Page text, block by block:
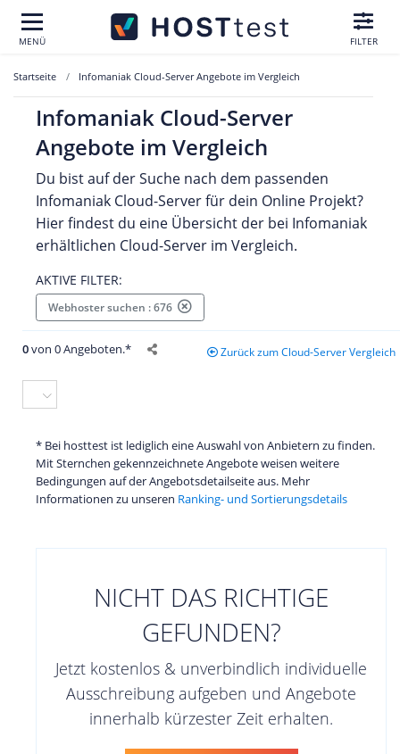
MENÜ FILTER
Startseite Infomaniak Cloud-Server Angebote im Vergleich
Infomaniak Cloud-Server
Angebote im Vergleich
Du bist auf der Suche nach dem passenden
Infomaniak Cloud-Server für dein Online Projekt?
Hier findest du eine Übersicht der bei Infomaniak
erhältlichen Cloud-Server im Vergleich.
AKTIVE FILTER:
Webhoster suchen : 676
0von 0 Angeboten.* Zurück zum Cloud-Server Vergleich
* Bei hosttest ist lediglich eine Auswahl von Anbietern zu finden.
Mit Sternchen gekennzeichnete Angebote weisen weitere
Bedingungen auf der Angebotsdetailseite aus. Mehr
Informationen zu unseren Ranking- und Sortierungsdetails
NICHT DAS RICHTIGE
GEFUNDEN?
Jetzt kostenlos & unverbindlich individuelle
Ausschreibung aufgeben und Angebote
innerhalb kürzester Zeit erhalten.